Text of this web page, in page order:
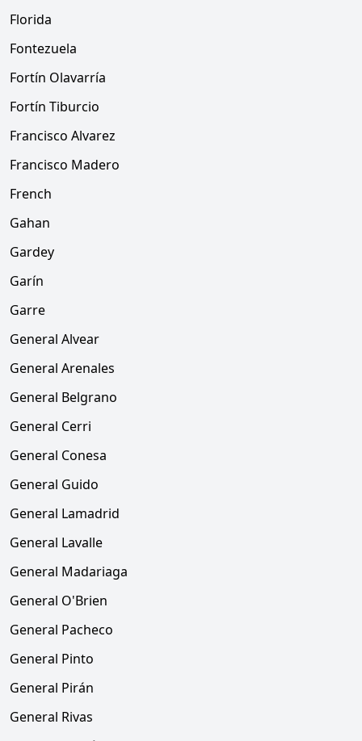
Florida
Fontezuela
Fortín Olavarría
Fortín Tiburcio
Francisco Alvarez
Francisco Madero
French
Gahan
Gardey
Garín
Garre
General Alvear
General Arenales
General Belgrano
General Cerri
General Conesa
General Guido
General Lamadrid
General Lavalle
General Madariaga
General O'Brien
General Pacheco
General Pinto
General Pirán
General Rivas